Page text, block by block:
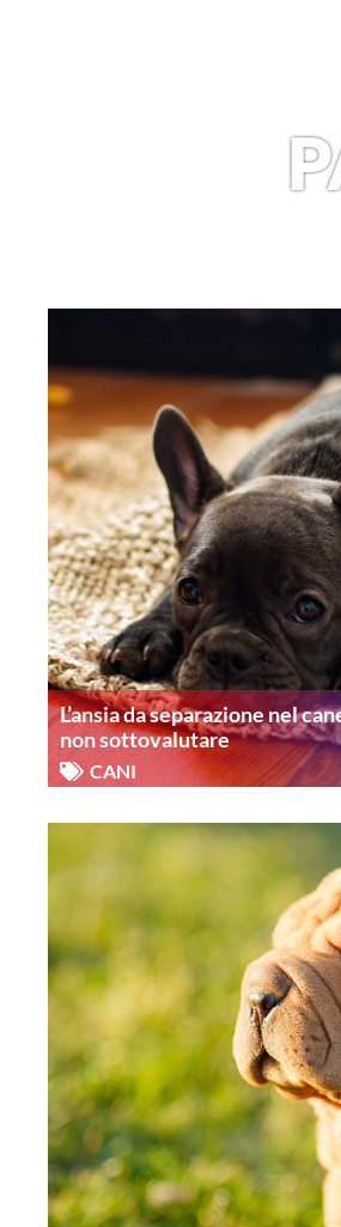
L’ansia da separazione nel
non sottovalutare
CANI